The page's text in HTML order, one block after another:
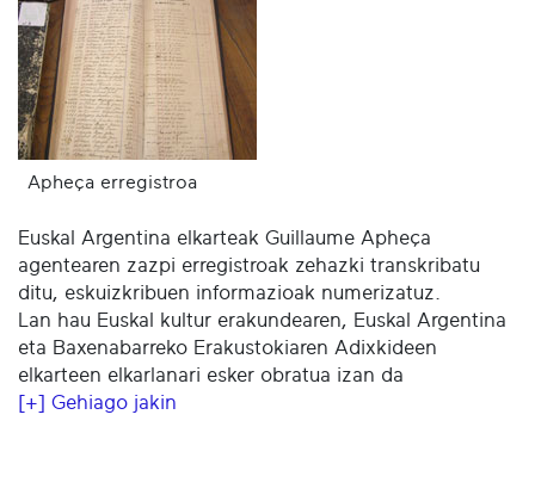
Apheça erregistroa
Euskal Argentina elkarteak Guillaume Apheça
agentearen zazpi erregistroak zehazki transkribatu
ditu, eskuizkribuen informazioak numerizatuz.
Lan hau Euskal kultur erakundearen, Euskal Argentina
eta Baxenabarreko Erakustokiaren Adixkideen
elkarteen elkarlanari esker obratua izan da
[+] Gehiago jakin